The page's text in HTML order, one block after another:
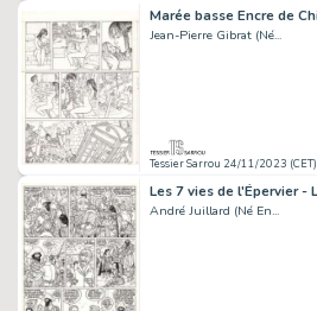
Jean-Pierre Gibrat (Né...
Tessier Sarrou 24/11/2023 (CET)
André Juillard (Né En...